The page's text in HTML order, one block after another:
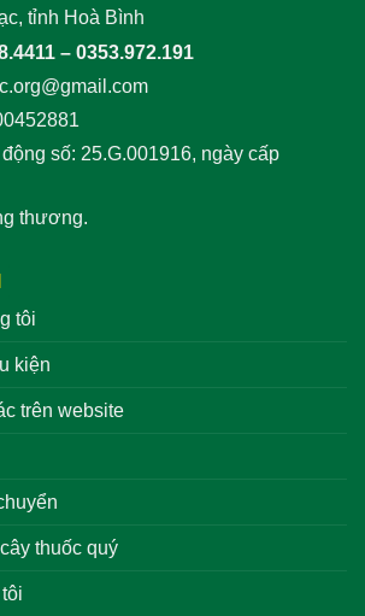
tỉnh Hoà Bình
– 0353.972.191
số: 25.G.001916, ngày cấp
thương.
tôi
kiện
trên website
thuốc quý